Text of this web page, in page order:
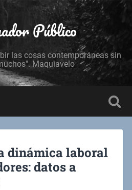
Público
las cosas contemporáneas sin
Maquiavelo
dinámica laboral
datos a